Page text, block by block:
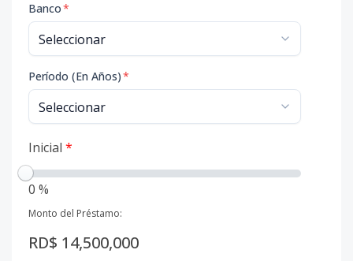
Banco*
Período (En Años)*
Inicial *
0 %
Monto del Préstamo:
RD$ 14,500,000